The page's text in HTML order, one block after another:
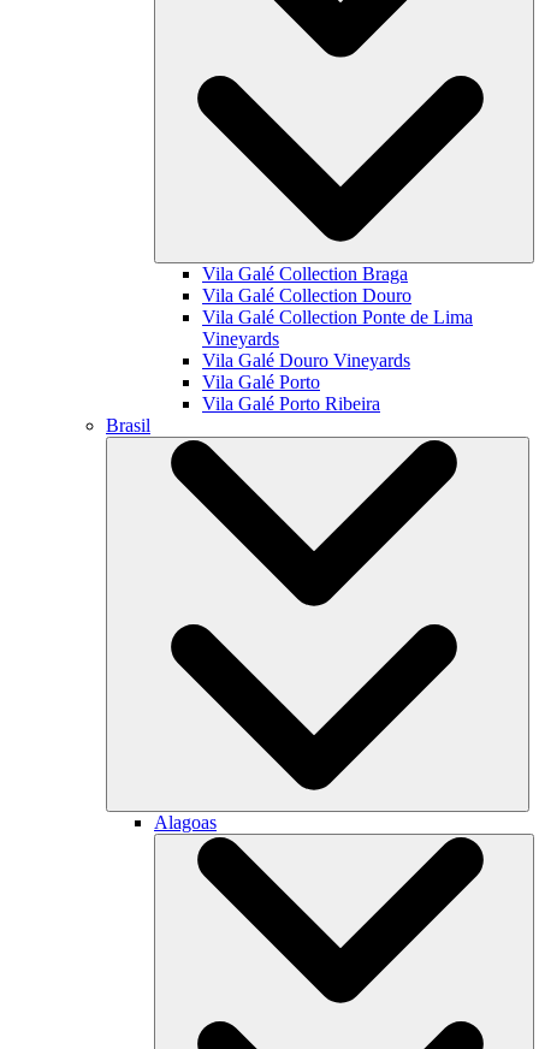
Vila Galé Collection Braga
Vila Galé Collection Douro
Vila Galé Collection Ponte de Lima
Vineyards
Vila Galé Douro Vineyards
Vila Galé Porto
Vila Galé Porto Ribeira
Brasil
Alagoas